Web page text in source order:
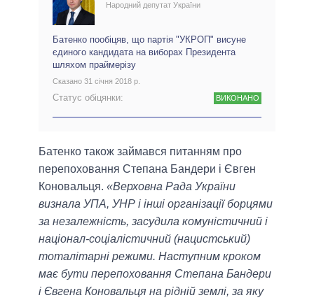
Народний депутат України
Батенко пообіцяв, що партія "УКРОП" висуне
єдиного кандидата на виборах Президента
шляхом праймерізу
Сказано 31 січня 2018 р.
Статус обіцянки: ВИКОНАНО
Батенко також займався питанням про
перепоховання Степана Бандери і Євген
Коновальця. «Верховна Рада України
визнала УПА, УНР і інші організації борцями
за незалежність, засудила комуністичний і
націонал-соціалістичний (нацистський)
тоталітарні режими. Наступним кроком
має бути перепоховання Степана Бандери
і Євгена Коновальця на рідній землі, за яку